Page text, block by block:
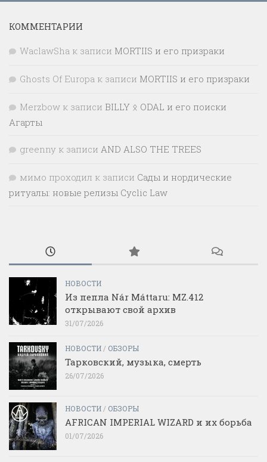
КОММЕНТАРИИ
WaclawSha к записи MORTIIS и его призраки
Ghosts Of Europa к записи MORTIIS и его призраки
Merzbow к записи BILLY ᛟ ODAL и его поиски
Агарты
greenny к записи AND ALSO THE TREES
мимо проходил к записи Сады и нордические
ритуалы: новые релизы Cyclic Law
НОВОСТИ
Из пепла Nár Máttaru: MZ.412
открывают свой архив
31/07/2026
НОВОСТИ / ОБЗОРЫ
Тарковский, музыка, смерть
26/07/2026
НОВОСТИ / ОБЗОРЫ
AFRICAN IMPERIAL WIZARD и их борьба
01/07/2026